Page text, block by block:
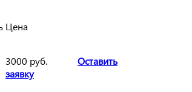
Цена
3000 руб.
Оставить
заявку